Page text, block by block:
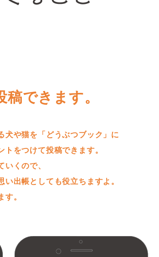
できます。
犬や猫を「どうぶつブック」に
をつけて投稿できます。
いくので、
い出帳としても役立ちますよ。
す。